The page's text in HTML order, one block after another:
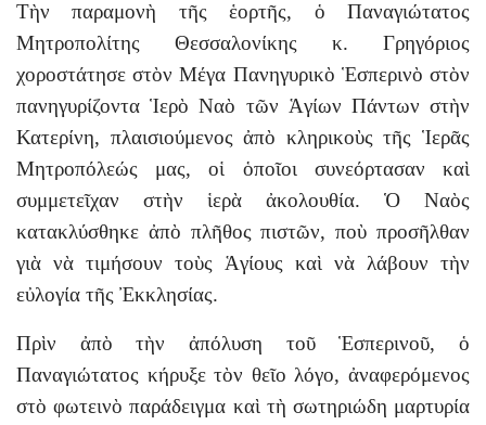
Τὴν παραμονὴ τῆς ἑορτῆς, ὁ Παναγιώτατος
Μητροπολίτης Θεσσαλονίκης κ. Γρηγόριος
χοροστάτησε στὸν Μέγα Πανηγυρικὸ Ἑσπερινὸ στὸν
πανηγυρίζοντα Ἱερὸ Ναὸ τῶν Ἁγίων Πάντων στὴν
Κατερίνη, πλαισιούμενος ἀπὸ κληρικοὺς τῆς Ἱερᾶς
Μητροπόλεώς μας, οἱ ὁποῖοι συνεόρτασαν καὶ
συμμετεῖχαν στὴν ἱερὰ ἀκολουθία. Ὁ Ναὸς
κατακλύσθηκε ἀπὸ πλῆθος πιστῶν, ποὺ προσῆλθαν
γιὰ νὰ τιμήσουν τοὺς Ἁγίους καὶ νὰ λάβουν τὴν
εὐλογία τῆς Ἐκκλησίας.
Πρὶν ἀπὸ τὴν ἀπόλυση τοῦ Ἑσπερινοῦ, ὁ
Παναγιώτατος κήρυξε τὸν θεῖο λόγο, ἀναφερόμενος
στὸ φωτεινὸ παράδειγμα καὶ τὴ σωτηριώδη μαρτυρία